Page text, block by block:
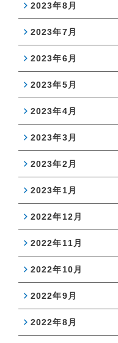
2023年8月
2023年7月
2023年6月
2023年5月
2023年4月
2023年3月
2023年2月
2023年1月
2022年12月
2022年11月
2022年10月
2022年9月
2022年8月